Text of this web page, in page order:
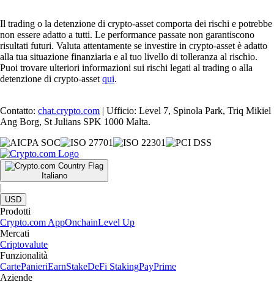
Il trading o la detenzione di crypto-asset comporta dei rischi e potrebbe
non essere adatto a tutti. Le performance passate non garantiscono
risultati futuri. Valuta attentamente se investire in crypto-asset è adatto
alla tua situazione finanziaria e al tuo livello di tolleranza al rischio.
Puoi trovare ulteriori informazioni sui rischi legati al trading o alla
detenzione di crypto-asset qui.
Contatto: chat.crypto.com | Ufficio: Level 7, Spinola Park, Triq Mikiel
Ang Borg, St Julians SPK 1000 Malta.
Italiano
|
USD
Prodotti
Crypto.com AppOnchainLevel Up
Mercati
Criptovalute
Funzionalità
CartePanieriEarnStakeDeFi StakingPayPrime
Aziende